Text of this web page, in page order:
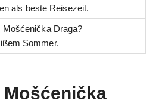
als beste Reisezeit.
Draga?
Sommer.